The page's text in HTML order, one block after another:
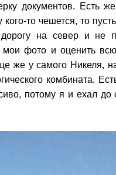
документов. Есть
то чешется, то
на север и не
фото и оценить
же у самого Никеля,
комбината.
потому я и ехал до